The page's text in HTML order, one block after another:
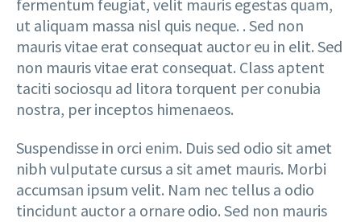
fermentum feugiat, velit mauris egestas quam,
ut aliquam massa nisl quis neque. . Sed non
mauris vitae erat consequat auctor eu in elit. Sed
non mauris vitae erat consequat. Class aptent
taciti sociosqu ad litora torquent per conubia
nostra, per inceptos himenaeos.
Suspendisse in orci enim. Duis sed odio sit amet
nibh vulputate cursus a sit amet mauris. Morbi
accumsan ipsum velit. Nam nec tellus a odio
tincidunt auctor a ornare odio. Sed non mauris